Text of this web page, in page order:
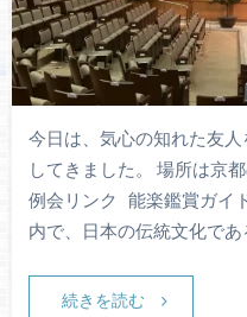
今日は、気心の知れた友
してきました。 場所は京
例会リンク 能楽鑑賞ガイ
内で、日本の伝統文化で
続きを読む